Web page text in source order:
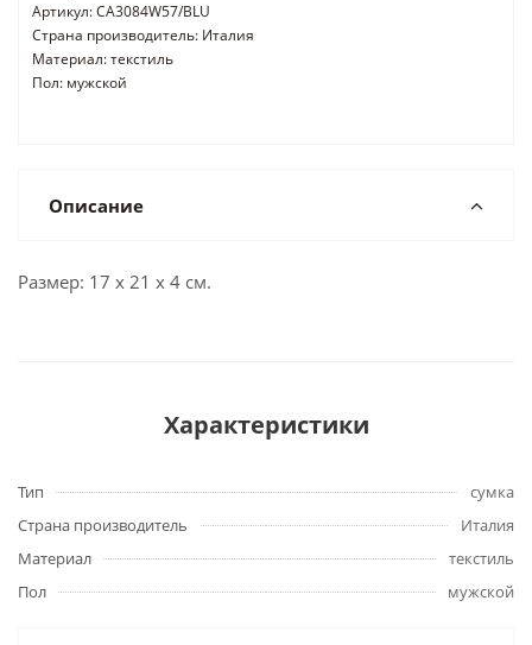
Артикул: CA3084W57/BLU
Страна производитель: Италия
Материал: текстиль
Пол: мужской
Описание
Размер: 17 х 21 х 4 см.
Характеристики
Тип
сумка
Страна производитель
Италия
Материал
текстиль
Пол
мужской